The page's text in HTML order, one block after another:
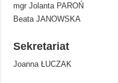
mgr Jolanta PAROŃ
Beata JANOWSKA
Sekretariat
Joanna ŁUCZAK